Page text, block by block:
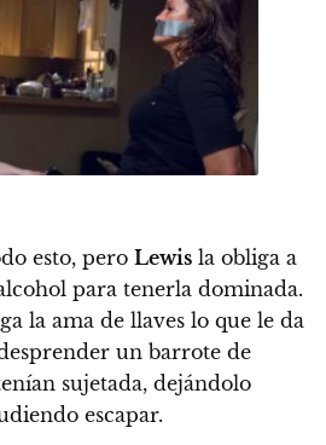
esto, pero Lewis la obliga a
para tenerla dominada.
la ama de llaves lo que le da
un barrote de
sujetada, dejándolo
escapar.